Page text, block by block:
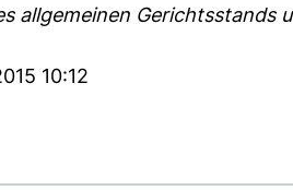
allgemeinen Gerichtsstands
10:12